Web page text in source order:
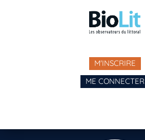
M'INSCRIRE
ME CONNECTER